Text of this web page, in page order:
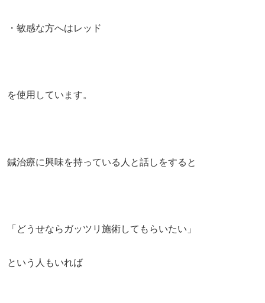
・敏感な方へはレッド
を使用しています。
鍼治療に興味を持っている人と話しをすると
「どうせならガッツリ施術してもらいたい」
という人もいれば